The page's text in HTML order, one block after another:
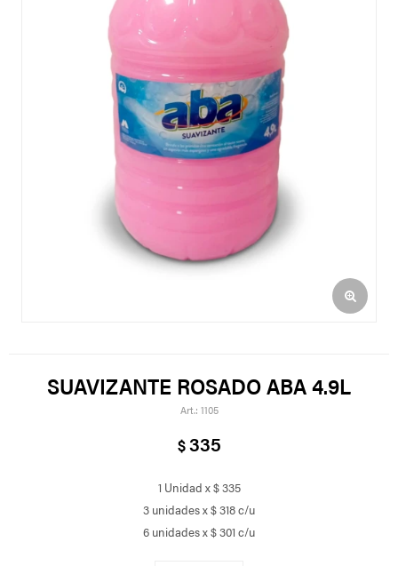
SUAVIZANTE ROSADO ABA 4.9L
1105
$335
1 Unidad x $ 335
3 unidades x $ 318 c/u
6 unidades x $ 301 c/u